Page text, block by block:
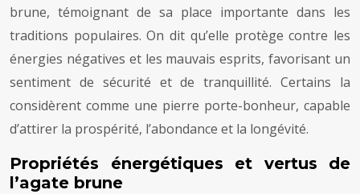
brune, témoignant de sa place importante dans les
traditions populaires. On dit qu’elle protège contre les
énergies négatives et les mauvais esprits, favorisant un
sentiment de sécurité et de tranquillité. Certains la
considèrent comme une pierre porte-bonheur, capable
d’attirer la prospérité, l’abondance et la longévité.
Propriétés énergétiques et vertus de
l’agate brune